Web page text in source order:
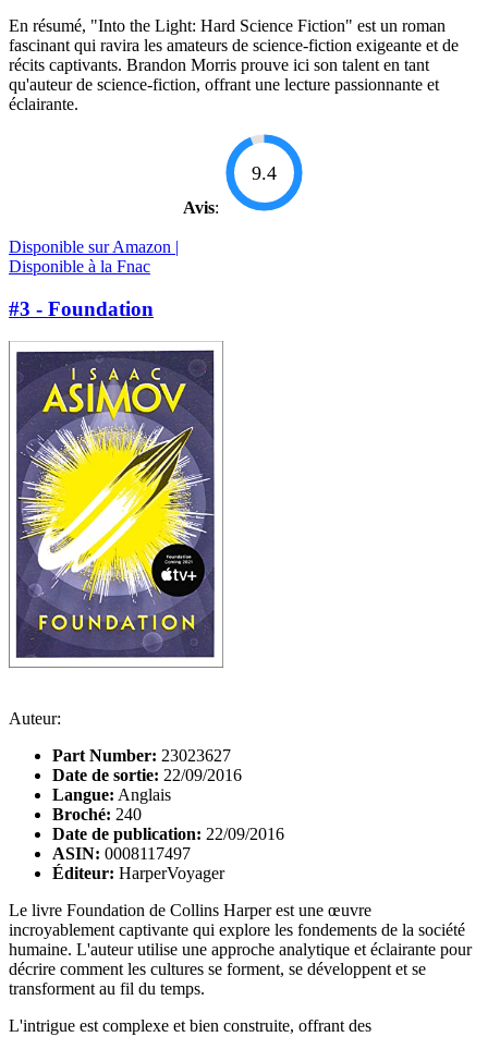
En résumé, "Into the Light: Hard Science Fiction" est un roman
fascinant qui ravira les amateurs de science-fiction exigeante et de
récits captivants. Brandon Morris prouve ici son talent en tant
qu'auteur de science-fiction, offrant une lecture passionnante et
éclairante.
Avis:
9.4
Disponible sur Amazon |
Disponible à la Fnac
#3 - Foundation
Auteur:
Part Number: 23023627
Date de sortie: 22/09/2016
Langue: Anglais
Broché: 240
Date de publication: 22/09/2016
ASIN: 0008117497
Éditeur: HarperVoyager
Le livre Foundation de Collins Harper est une œuvre
incroyablement captivante qui explore les fondements de la société
humaine. L'auteur utilise une approche analytique et éclairante pour
décrire comment les cultures se forment, se développent et se
transforment au fil du temps.
L'intrigue est complexe et bien construite, offrant des